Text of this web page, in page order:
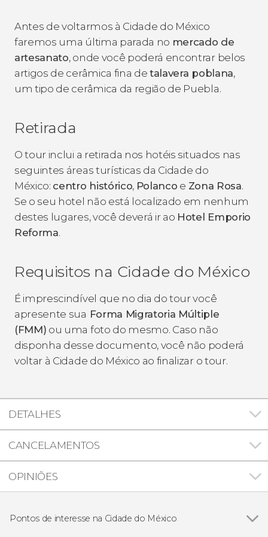
Antes de voltarmos à Cidade do México
faremos uma última parada no mercado de
artesanato, onde você poderá encontrar belos
artigos de cerâmica fina detalavera poblana,
um tipo de cerâmica da região de Puebla.
Retirada
O tour inclui a retirada nos hotéis situados nas
seguintes áreas turísticas da Cidade do
México: centro histórico, Polanco e Zona Rosa.
Se o seu hotel não está localizado em nenhum
destes lugares, você deverá ir ao Hotel Emporio
Reforma.
Requisitos na Cidade do México
É imprescindível que no dia do tour você
apresente sua Forma Migratoria Múltiple
(FMM) ou uma foto do mesmo. Caso não
disponha desse documento, você não poderá
voltar à Cidade do México ao finalizar o tour.
DETALHES
CANCELAMENTOS
OPINIÕES
Pontos de interesse na Cidade do México